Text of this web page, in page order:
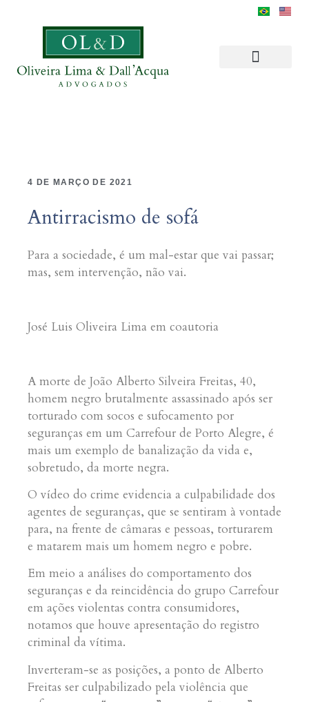
4 DE MARÇO DE 2021
Antirracismo de sofá
Para a sociedade, é um mal-estar que vai passar;
mas, sem intervenção, não vai.
José Luis Oliveira Lima em coautoria
A morte de João Alberto Silveira Freitas, 40,
homem negro brutalmente assassinado após ser
torturado com socos e sufocamento por
seguranças em um Carrefour de Porto Alegre, é
mais um exemplo de banalização da vida e,
sobretudo, da morte negra.
O vídeo do crime evidencia a culpabilidade dos
agentes de seguranças, que se sentiram à vontade
para, na frente de câmaras e pessoas, torturarem
e matarem mais um homem negro e pobre.
Em meio a análises do comportamento dos
seguranças e da reincidência do grupo Carrefour
em ações violentas contra consumidores,
notamos que houve apresentação do registro
criminal da vítima.
Inverteram-se as posições, a ponto de Alberto
Freitas ser culpabilizado pela violência que